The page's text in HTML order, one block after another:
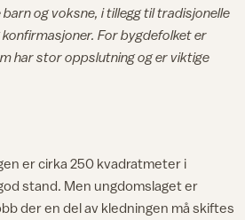
og voksne, i tillegg til tradisjonelle
For bygdefolket er
har stor oppslutning og er viktige
er cirka 250 kvadratmeter i
stand. Men ungdomslaget er
der en del av kledningen må skiftes